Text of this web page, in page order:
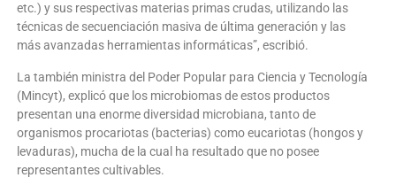
etc.) y sus respectivas materias primas crudas, utilizando las
técnicas de secuenciación masiva de última generación y las
más avanzadas herramientas informáticas”, escribió.
La también ministra del Poder Popular para Ciencia y Tecnología
(Mincyt), explicó que los microbiomas de estos productos
presentan una enorme diversidad microbiana, tanto de
organismos procariotas (bacterias) como eucariotas (hongos y
levaduras), mucha de la cual ha resultado que no posee
representantes cultivables.